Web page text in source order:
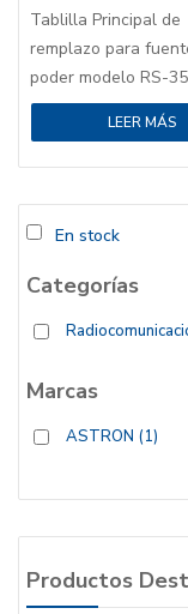
Tablilla Principal de
remplazo para
poder modelo RS-
LEER MÁS
En stock
Categorías
Marcas
ASTRON (1)
Productos